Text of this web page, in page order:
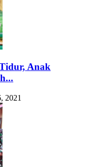
Anak
2021